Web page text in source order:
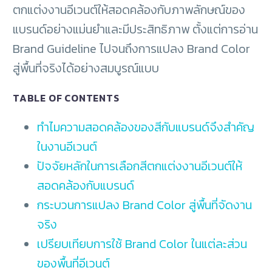
ตกแต่งงานอีเวนต์ให้สอดคล้องกับภาพลักษณ์ของ
แบรนด์อย่างแม่นยำและมีประสิทธิภาพ ตั้งแต่การอ่าน
Brand Guideline ไปจนถึงการแปลง Brand Color
สู่พื้นที่จริงได้อย่างสมบูรณ์แบบ
TABLE OF CONTENTS
ทำไมความสอดคล้องของสีกับแบรนด์จึงสำคัญ
ในงานอีเวนต์
ปัจจัยหลักในการเลือกสีตกแต่งงานอีเวนต์ให้
สอดคล้องกับแบรนด์
กระบวนการแปลง Brand Color สู่พื้นที่จัดงาน
จริง
เปรียบเทียบการใช้ Brand Color ในแต่ละส่วน
ของพื้นที่อีเวนต์